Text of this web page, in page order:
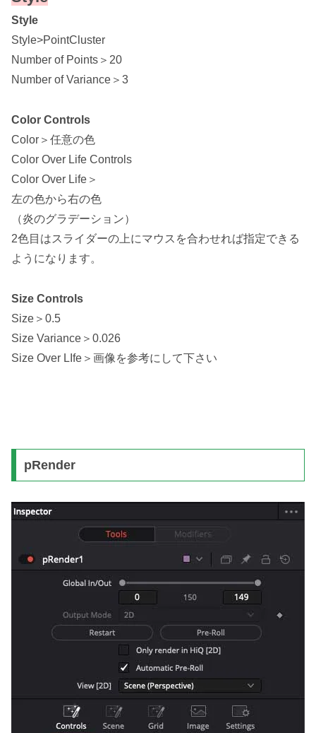
Style
Style>PointCluster
Number of Points＞20
Number of Variance＞3
Color Controls
Color＞任意の色
Color Over Life Controls
Color Over Life＞
左の色から右の色
（炎のグラデーション）
2色目はスライダーの上にマウスを合わせれば指定できる
ようになります。
Size Controls
Size＞0.5
Size Variance＞0.026
Size Over LIfe＞画像を参考にして下さい
pRender